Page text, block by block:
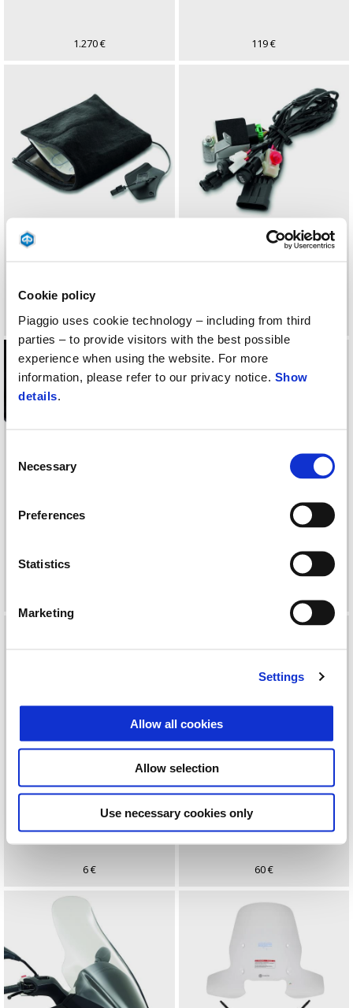
Cookie policy
Piaggio uses cookie technology – including from third
parties – to provide visitors with the best possible
experience when using the website. For more
information, please refer to our privacy notice. Show
details
Selection
Necessary
Preferences
Statistics
Marketing
Settings
Allow all cookies
Allow selection
Use necessary cookies only
1.270 € 119 €
KIT AQUECIMENTO PARA
89 €
KIT DE GESTÃO DE
369 €
KIT DE INSTALAÇÃO PARA
KIT IINSTALAÇÃO
KIT INSTALAÇÃO PIAGGIO
MIA PLATAFORMA
MULTIMÉDIA
6 €
KIT INSTALAÇÃO PMP
MEDLEY
60 €